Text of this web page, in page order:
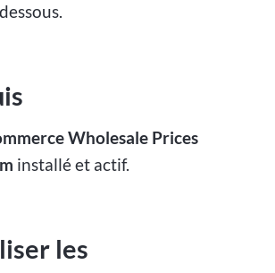
Wholesale Prices
installé et actif.
les